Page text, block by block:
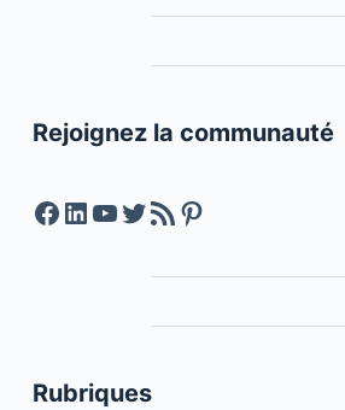
Rejoignez la communauté
Facebook
LinkedIn
YouTube
Twitter
Feed RSSPinterest
Rubriques